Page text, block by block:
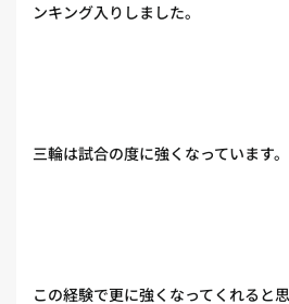
ンキング入りしました。
三輪は試合の度に強くなっています。
この経験で更に強くなってくれると思